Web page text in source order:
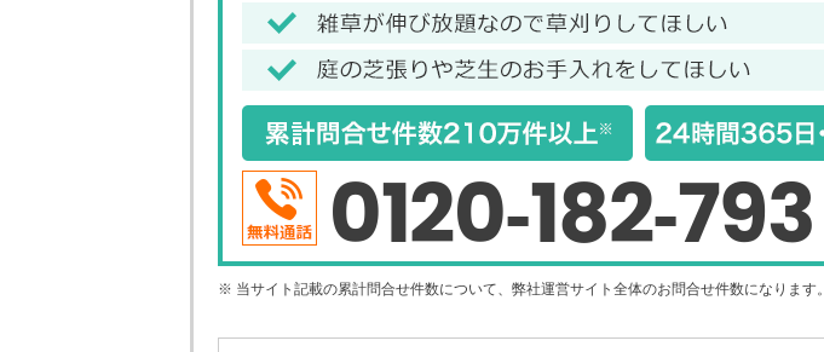
0120-182-793
※ 当サイト記載の累計問合せ件数について、弊社運営サイト全体のお問合せ件数になります。